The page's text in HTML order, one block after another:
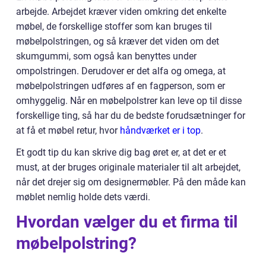
arbejde. Arbejdet kræver viden omkring det enkelte
møbel, de forskellige stoffer som kan bruges til
møbelpolstringen, og så kræver det viden om det
skumgummi, som også kan benyttes under
ompolstringen. Derudover er det alfa og omega, at
møbelpolstringen udføres af en fagperson, som er
omhyggelig. Når en møbelpolstrer kan leve op til disse
forskellige ting, så har du de bedste forudsætninger for
at få et møbel retur, hvor håndværket er i top.
Et godt tip du kan skrive dig bag øret er, at det er et
must, at der bruges originale materialer til alt arbejdet,
når det drejer sig om designermøbler. På den måde kan
møblet nemlig holde dets værdi.
Hvordan vælger du et firma til
møbelpolstring?